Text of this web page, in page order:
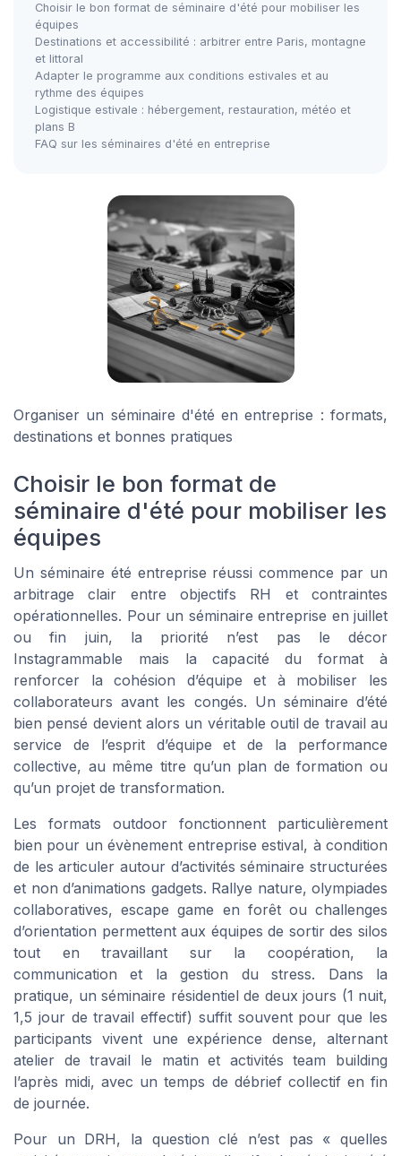
Choisir le bon format de séminaire d'été pour mobiliser les
équipes
Destinations et accessibilité : arbitrer entre Paris, montagne
et littoral
Adapter le programme aux conditions estivales et au
rythme des équipes
Logistique estivale : hébergement, restauration, météo et
plans B
FAQ sur les séminaires d'été en entreprise
Organiser un séminaire d'été en entreprise : formats,
destinations et bonnes pratiques
Choisir le bon format de
séminaire d'été pour mobiliser les
équipes
Un séminaire été entreprise réussi commence par un
arbitrage clair entre objectifs RH et contraintes
opérationnelles. Pour un séminaire entreprise en juillet
ou fin juin, la priorité n’est pas le décor
Instagrammable mais la capacité du format à
renforcer la cohésion d’équipe et à mobiliser les
collaborateurs avant les congés. Un séminaire d’été
bien pensé devient alors un véritable outil de travail au
service de l’esprit d’équipe et de la performance
collective, au même titre qu’un plan de formation ou
qu’un projet de transformation.
Les formats outdoor fonctionnent particulièrement
bien pour un évènement entreprise estival, à condition
de les articuler autour d’activités séminaire structurées
et non d’animations gadgets. Rallye nature, olympiades
collaboratives, escape game en forêt ou challenges
d’orientation permettent aux équipes de sortir des silos
tout en travaillant sur la coopération, la
communication et la gestion du stress. Dans la
pratique, un séminaire résidentiel de deux jours (1 nuit,
1,5 jour de travail effectif) suffit souvent pour que les
participants vivent une expérience dense, alternant
atelier de travail le matin et activités team building
l’après midi, avec un temps de débrief collectif en fin
de journée.
Pour un DRH, la question clé n’est pas « quelles